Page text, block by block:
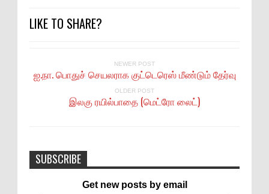
LIKE TO SHARE?
NEWER POST
ஐ.நா. பொதுச் செயலராக குட்டெரெஸ் மீண்டும் தேர்வு
OLDER POST
இலகு ரயில்பாதை (மெட்ரோ லைட்)
SUBSCRIBE
Get new posts by email